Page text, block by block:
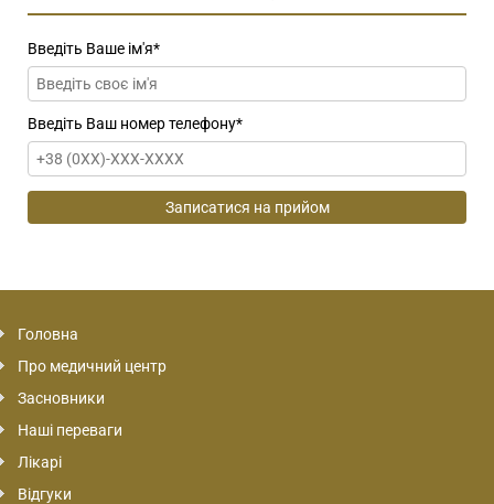
Введіть Ваше ім'я*
Введіть Ваш номер телефону*
Головна
Про медичний центр
Засновники
Наші переваги
Лікарі
Відгуки